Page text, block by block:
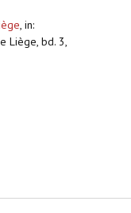
, in:
Liège, bd. 3,